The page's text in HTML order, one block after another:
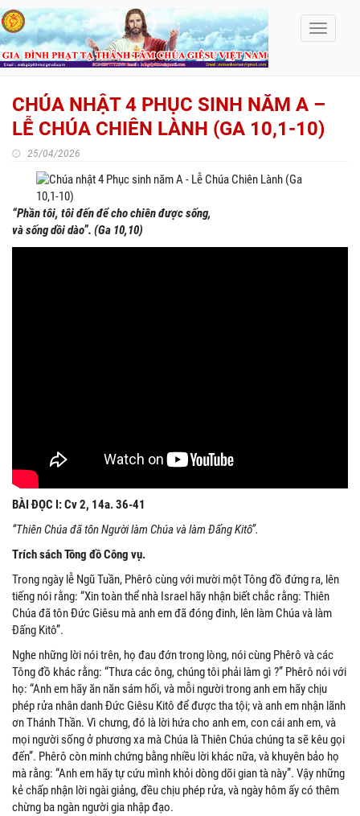
Toggle
CHÚA NHẬT 4 PHỤC SINH NĂM A –
LỄ CHÚA CHIÊN LÀNH (GA 10,1-10)
25/04/2026
“Phần tôi, tôi đến để cho chiên được sống,
và sống dồi dào”. (Ga 10,10)
BÀI ĐỌC I: Cv 2, 14a. 36-41
“Thiên Chúa đã tôn Người làm Chúa và làm Đấng Kitô”.
Trích sách Tông đồ Công vụ.
Trong ngày lễ Ngũ Tuần, Phêrô cùng với mười một Tông đồ đứng ra, lên
tiếng nói rằng: “Xin toàn thể nhà Israel hãy nhận biết chắc rằng: Thiên
Chúa đã tôn Đức Giêsu mà anh em đã đóng đinh, lên làm Chúa và làm
Đấng Kitô”.
Nghe những lời nói trên, họ đau đớn trong lòng, nói cùng Phêrô và các
Tông đồ khác rằng: “Thưa các ông, chúng tôi phải làm gì ?” Phêrô nói với
họ: “Anh em hãy ăn năn sám hối, và mỗi người trong anh em hãy chịu
phép rửa nhân danh Đức Giêsu Kitô để được tha tội; và anh em nhận lãnh
ơn Thánh Thần. Vì chưng, đó là lời hứa cho anh em, con cái anh em, và
mọi người sống ở phương xa mà Chúa là Thiên Chúa chúng ta sẽ kêu gọi
đến”. Phêrô còn minh chứng bằng nhiều lời khác nữa, và khuyên bảo họ
mà rằng: “Anh em hãy tự cứu mình khỏi dòng dõi gian tà này”. Vậy những
kẻ chấp nhận lời ngài giảng, đều chịu phép rửa, và ngày hôm ấy có thêm
chừng ba ngàn người gia nhập đạo.